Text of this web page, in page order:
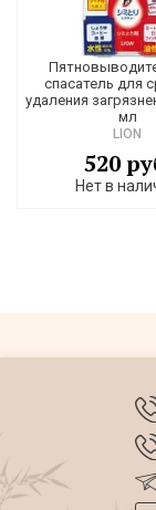
спасатель для
удаления
мл
LION
520
Нет в